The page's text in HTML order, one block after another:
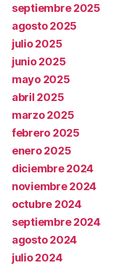
septiembre 2025
agosto 2025
julio 2025
junio 2025
mayo 2025
abril 2025
marzo 2025
febrero 2025
enero 2025
diciembre 2024
noviembre 2024
octubre 2024
septiembre 2024
agosto 2024
julio 2024